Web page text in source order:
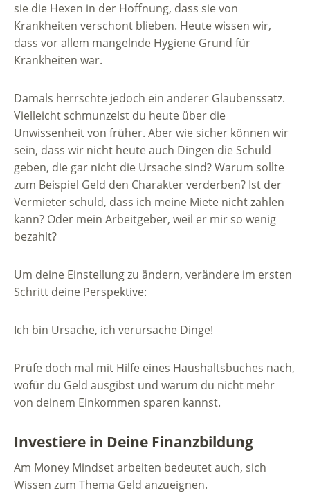
sie die Hexen in der Hoffnung, dass sie von
Krankheiten verschont blieben. Heute wissen wir,
dass vor allem mangelnde Hygiene Grund für
Krankheiten war.
Damals herrschte jedoch ein anderer Glaubenssatz.
Vielleicht schmunzelst du heute über die
Unwissenheit von früher. Aber wie sicher können wir
sein, dass wir nicht heute auch Dingen die Schuld
geben, die gar nicht die Ursache sind? Warum sollte
zum Beispiel Geld den Charakter verderben? Ist der
Vermieter schuld, dass ich meine Miete nicht zahlen
kann? Oder mein Arbeitgeber, weil er mir so wenig
bezahlt?
Um deine Einstellung zu ändern, verändere im ersten
Schritt deine Perspektive:
Ich bin Ursache, ich verursache Dinge!
Prüfe doch mal mit Hilfe eines Haushaltsbuches nach,
wofür du Geld ausgibst und warum du nicht mehr
von deinem Einkommen sparen kannst.
Investiere in Deine Finanzbildung
Am Money Mindset arbeiten bedeutet auch, sich
Wissen zum Thema Geld anzueignen.